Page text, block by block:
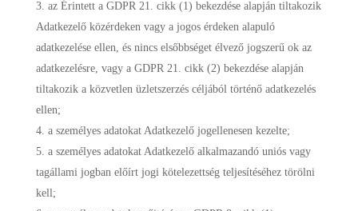
az Érintett a GDPR 21. cikk (1) bekezdése alapján tiltakozik
Adatkezelő közérdeken vagy a jogos érdeken alapuló
adatkezelése ellen, és nincs elsőbbséget élvező jogszerű ok az
adatkezelésre, vagy a GDPR 21. cikk (2) bekezdése alapján
tiltakozik a közvetlen üzletszerzés céljából történő adatkezelés
ellen;
a személyes adatokat Adatkezelő jogellenesen kezelte;
a személyes adatokat Adatkezelő alkalmazandó uniós vagy
tagállami jogban előírt jogi kötelezettség teljesítéséhez törölni
kell;